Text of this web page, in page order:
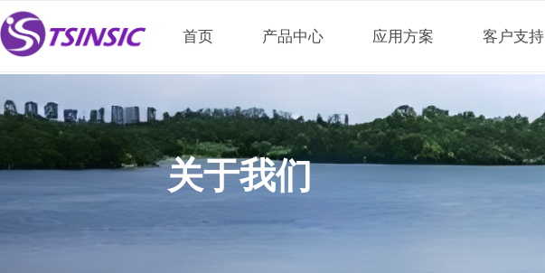
首页 产品中心 应用方案 客户支持
关于我们